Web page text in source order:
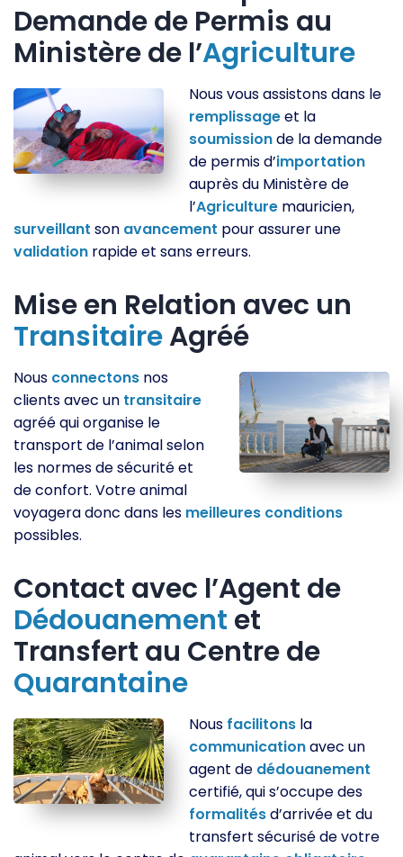
Demande de Permis au
Ministère de l’Agriculture
Nous vous assistons dans le
remplissageet la
soumissionde la demande
de permis d’importation
auprès du Ministère de
l’Agriculture mauricien,
surveillant son avancement pour assurer une
validation rapide et sans erreurs.
Mise en Relation avec un
TransitaireAgréé
Nous connectons nos
clients avec un transitaire
agréé qui organise le
transport de l’animal selon
les normes de sécurité et
de confort. Votre animal
voyagera donc dans les meilleures conditions
possibles.
Contact avec l’Agent de
Dédouanement et
Transfert au Centre de
Quarantaine
Nous facilitons la
communicationavec un
agent de dédouanement
certifié, qui s’occupe des
formalitésd’arrivée et du
transfert sécurisé de votre